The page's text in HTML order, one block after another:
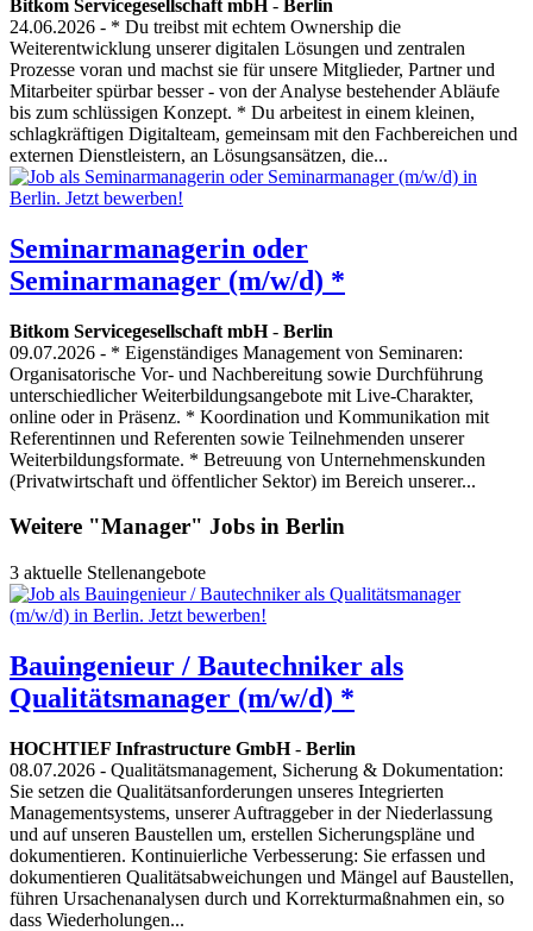
Bitkom Servicegesellschaft mbH- Berlin
24.06.2026 - * Du treibst mit echtem Ownership die
Weiterentwicklung unserer digitalen Lösungen und zentralen
Prozesse voran und machst sie für unsere Mitglieder, Partner und
Mitarbeiter spürbar besser - von der Analyse bestehender Abläufe
bis zum schlüssigen Konzept. * Du arbeitest in einem kleinen,
schlagkräftigen Digitalteam, gemeinsam mit den Fachbereichen und
externen Dienstleistern, an Lösungsansätzen, die...
Seminarmanagerin oder
Seminarmanager (m/w/d) *
Bitkom Servicegesellschaft mbH- Berlin
09.07.2026 - * Eigenständiges Management von Seminaren:
Organisatorische Vor- und Nachbereitung sowie Durchführung
unterschiedlicher Weiterbildungsangebote mit Live-Charakter,
online oder in Präsenz. * Koordination und Kommunikation mit
Referentinnen und Referenten sowie Teilnehmenden unserer
Weiterbildungsformate. * Betreuung von Unternehmenskunden
(Privatwirtschaft und öffentlicher Sektor) im Bereich unserer...
Weitere "Manager" Jobs in Berlin
3 aktuelle Stellenangebote
Bauingenieur / Bautechniker als
Qualitätsmanager (m/w/d) *
HOCHTIEF Infrastructure GmbH- Berlin
08.07.2026 - Qualitätsmanagement, Sicherung & Dokumentation:
Sie setzen die Qualitätsanforderungen unseres Integrierten
Managementsystems, unserer Auftraggeber in der Niederlassung
und auf unseren Baustellen um, erstellen Sicherungspläne und
dokumentieren. Kontinuierliche Verbesserung: Sie erfassen und
dokumentieren Qualitätsabweichungen und Mängel auf Baustellen,
führen Ursachenanalysen durch und Korrekturmaßnahmen ein, so
dass Wiederholungen...